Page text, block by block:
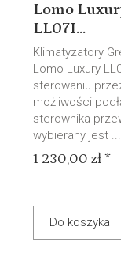
Lomo
LL07I...
Klimatyzatory
Lomo Luxury
sterowaniu
możliwości
sterownika
wybierany jest ...
1 230,00 zł *
Do koszyka